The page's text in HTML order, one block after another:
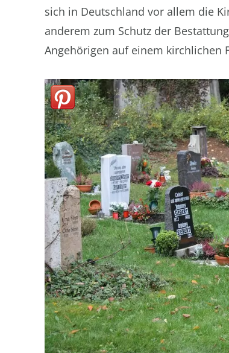
sich in Deutschland vor allem die
anderem zum Schutz der
Angehörigen auf einem kirchlichen